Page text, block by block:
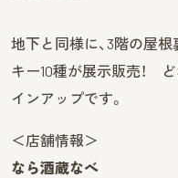
地下と同様に、3階の屋
キー10種が展示販売！
インアップです。
＜店舗情報＞
なら酒蔵なべ